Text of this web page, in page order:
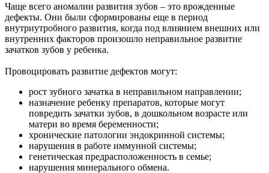
Чаще всего аномалии развития зубов – это врожденные
дефекты. Они были сформированы еще в период
внутриутробного развития, когда под влиянием внешних или
внутренних факторов произошло неправильное развитие
зачатков зубов у ребенка.
Провоцировать развитие дефектов могут:
рост зубного зачатка в неправильном направлении;
назначение ребенку препаратов, которые могут
повредить зачатки зубов, в дошкольном возрасте или
матери во время беременности;
хронические патологии эндокринной системы;
нарушения в работе иммунной системы;
генетическая предрасположенность в семье;
нарушения минерального обмена.